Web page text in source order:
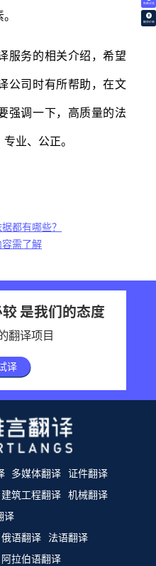
免费试译
翻译价格
务的相关介绍，希望
公司时有所帮助，在文
强调一下，高质量的法
业、公正。
都有哪些？
需了解
是我们的态度
翻译项目
译
多媒体翻译 证件翻译
建筑工程翻译 机械翻译
译
俄语翻译
法语翻译
阿拉伯语翻译